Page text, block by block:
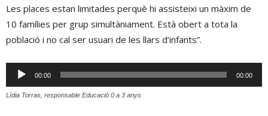
Les places estan limitades perquè hi assisteixi un màxim de
10 famílies per grup simultàniament. Està obert a tota la
població i no cal ser usuari de les llars d’infants”.
Reproductor
d'àudio
00:00 00:00
Lídia Torras, responsable Educació 0 a 3 anys